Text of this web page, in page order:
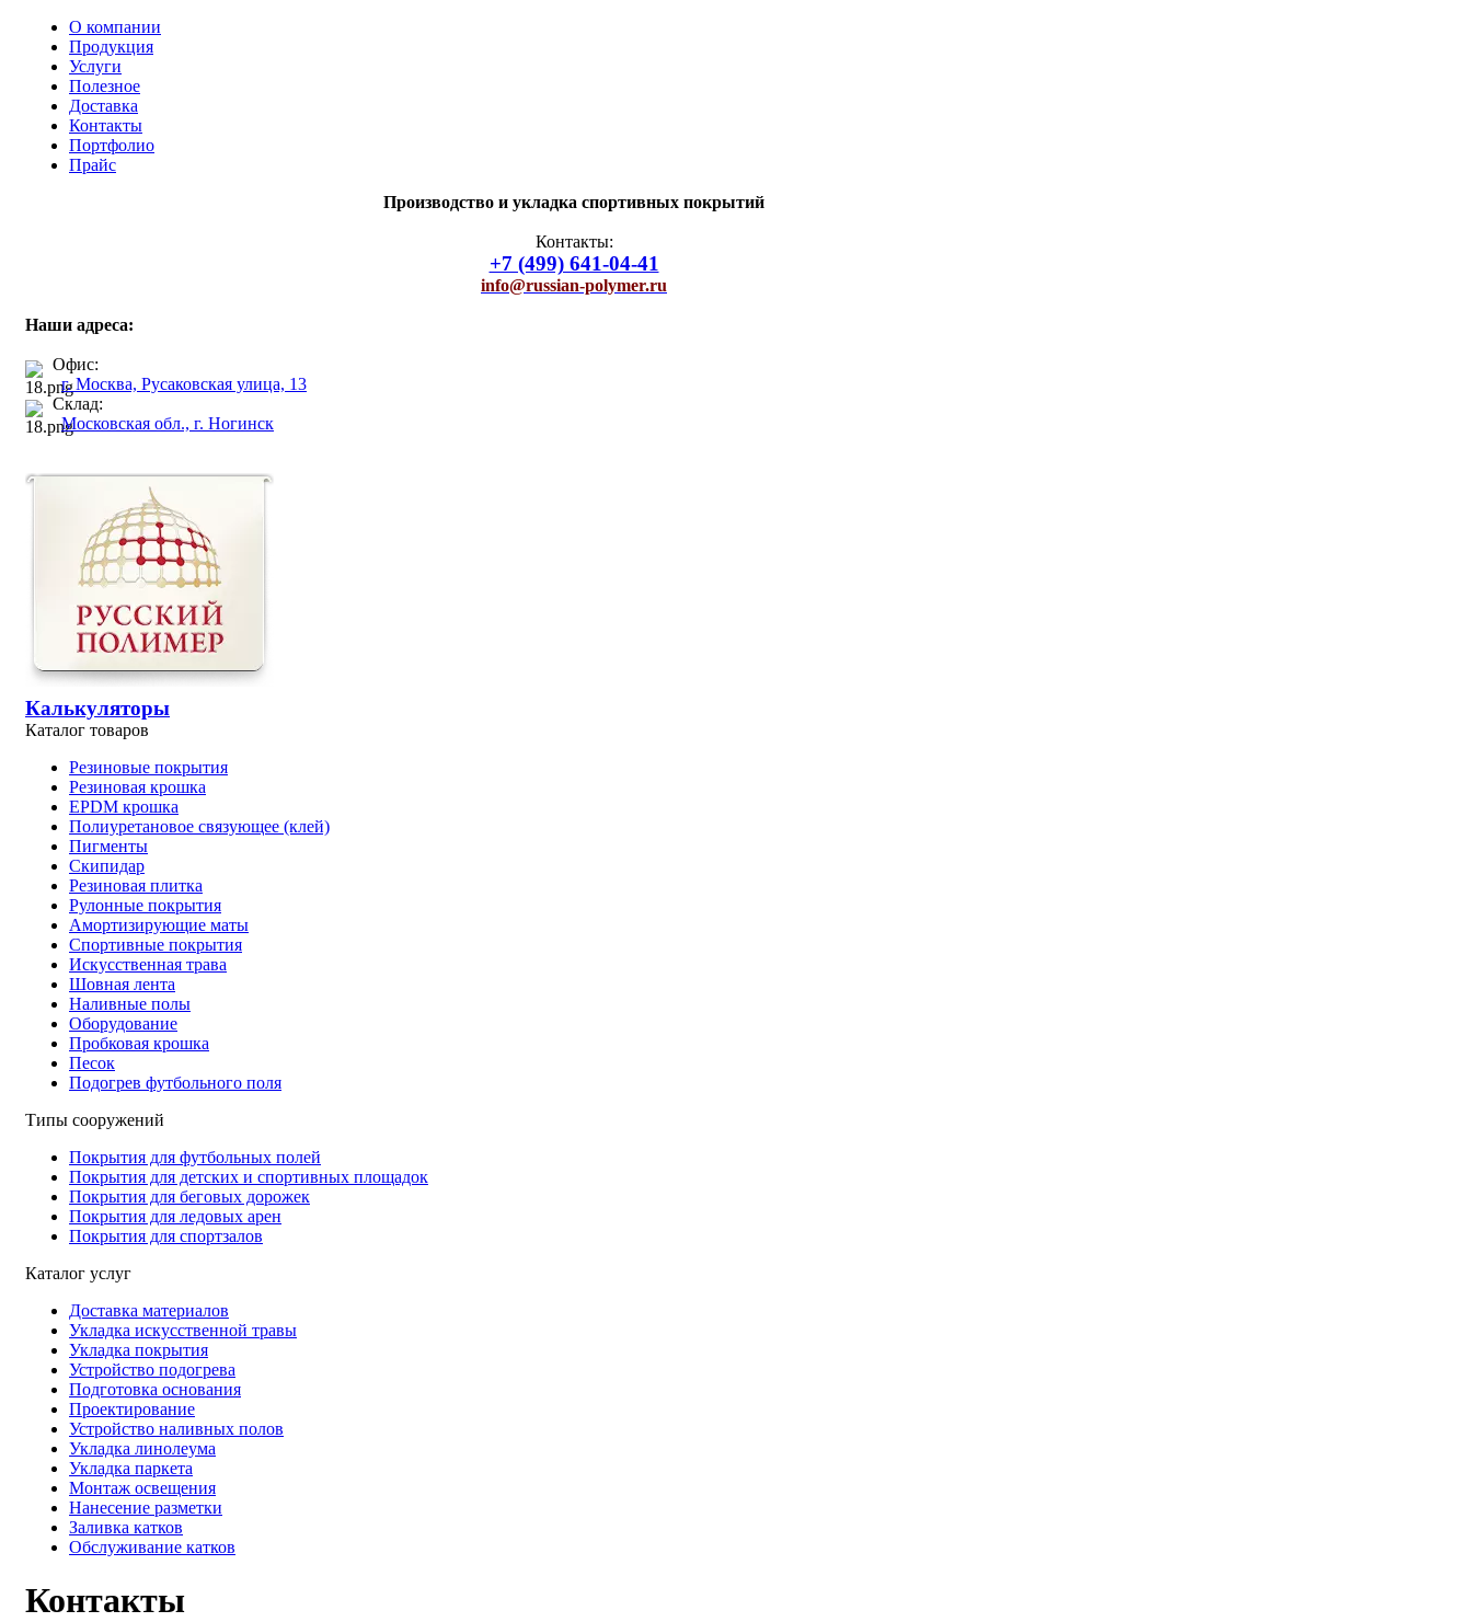
О компании
Продукция
Услуги
Полезное
Доставка
Контакты
Портфолио
Прайс
Производство и укладка спортивных покрытий
Контакты:
+7 (499) 641-04-41
info@russian-polymer.ru
Наши адреса:
Офис:
г. Москва, Русаковская улица, 13
Склад:
Московская обл., г. Ногинск
Калькуляторы
Каталог товаров
Резиновые покрытия
Резиновая крошка
EPDM крошка
Полиуретановое связующее (клей)
Пигменты
Скипидар
Резиновая плитка
Рулонные покрытия
Амортизирующие маты
Спортивные покрытия
Искусственная трава
Шовная лента
Наливные полы
Оборудование
Пробковая крошка
Песок
Подогрев футбольного поля
Типы сооружений
Покрытия для футбольных полей
Покрытия для детских и спортивных площадок
Покрытия для беговых дорожек
Покрытия для ледовых арен
Покрытия для спортзалов
Каталог услуг
Доставка материалов
Укладка искусственной травы
Укладка покрытия
Устройство подогрева
Подготовка основания
Проектирование
Устройство наливных полов
Укладка линолеума
Укладка паркета
Монтаж освещения
Нанесение разметки
Заливка катков
Обслуживание катков
Контакты